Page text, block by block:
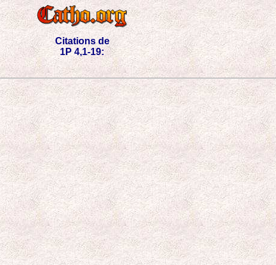
Citations de
1P 4,1-19: